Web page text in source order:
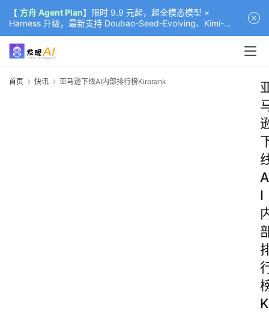
【 方舟 Agent Plan】限时 9.9 元起，超全模态模型 ×
Harness 升级，最新支持 Doubao-Seed-Evolving、Kimi-
K3（部分）、GLM-5.2
首页 快讯 亚马逊下线AI内部排行榜Kirorank
A
I
K